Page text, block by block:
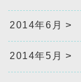
2014年6月
2014年5月